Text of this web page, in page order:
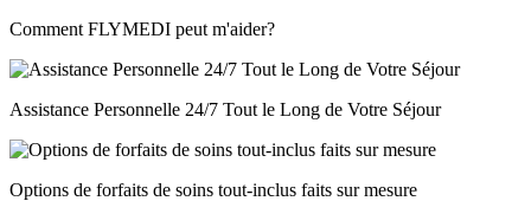
Comment FLYMEDI peut m'aider?
Assistance Personnelle 24/7 Tout le Long de Votre Séjour
Options de forfaits de soins tout-inclus faits sur mesure